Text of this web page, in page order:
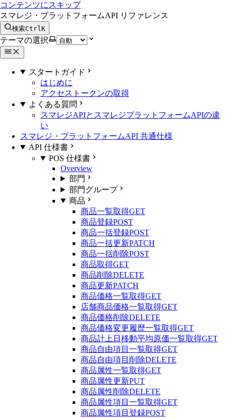
コンテンツにスキップ
スマレジ・プラットフォームAPI リファレンス
検索CtrlK
テーマの選択
スタートガイド
はじめに
アクセストークンの取得
よくある質問
スマレジAPIとスマレジプラットフォームAPIの違
い
スマレジ・プラットフォームAPI 共通仕様
API 仕様書
POS 仕様書
Overview
部門
部門グループ
商品
商品一覧取得GET
商品登録POST
商品一括登録POST
商品一括更新PATCH
商品一括削除POST
商品取得GET
商品削除DELETE
商品更新PATCH
商品価格一覧取得GET
店舗商品価格一覧取得GET
商品価格削除DELETE
商品価格変更履歴一覧取得GET
商品計上日移動平均原価一覧取得GET
商品自由項目一覧取得GET
商品自由項目削除DELETE
商品属性一覧取得GET
商品属性更新PUT
商品属性削除DELETE
商品属性項目一覧取得GET
商品属性項目登録POST